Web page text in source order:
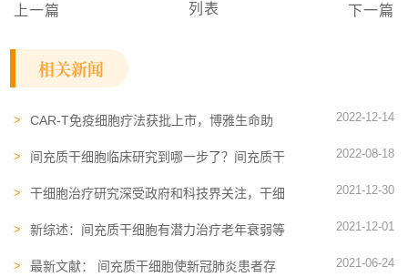
上一篇 列表 下一篇
相关新闻
CAR-T免疫细胞疗法获批上市，博雅生命助
2022-12-14
间充质干细胞临床研究到哪一步了？间充质干
2022-08-18
干细胞治疗​研究深受政府和科技界关注，干细
2021-12-30
新综述：间充质干细胞有潜力治疗老年衰弱等
2021-12-01
最新文献： 间充质干细胞使新冠肺炎患者存
2021-06-24